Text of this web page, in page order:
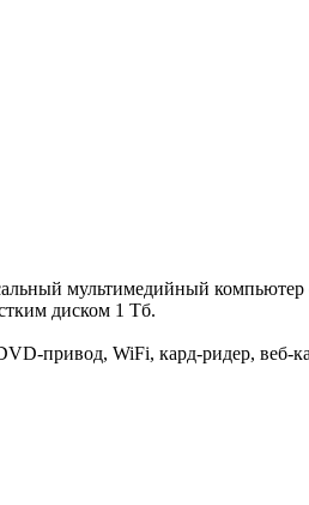
мультимедийный
диском 1 Тб.
привод, WiFi, кард-ридер, веб-